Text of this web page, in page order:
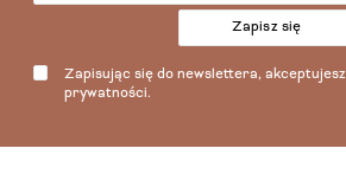
Zapisz się
Zapisując się do newslettera, akceptujesz
prywatności.